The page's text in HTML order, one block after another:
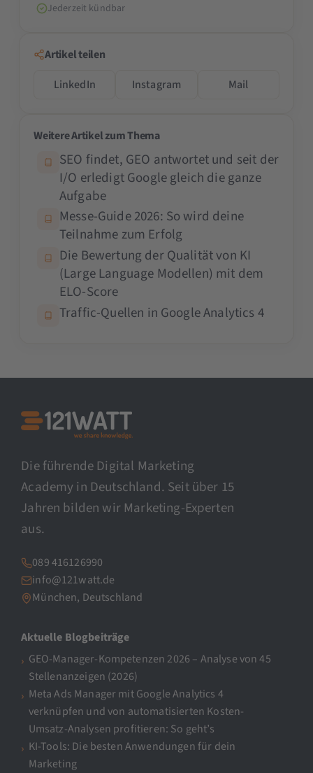
Jederzeit kündbar
Artikel teilen
LinkedIn
Instagram Mail
Weitere Artikel zum Thema
SEO findet, GEO antwortet und seit der
I/O erledigt Google gleich die ganze
Aufgabe
Messe-Guide 2026: So wird deine
Teilnahme zum Erfolg
Die Bewertung der Qualität von KI
(Large Language Modellen) mit dem
ELO-Score
Traffic-Quellen in Google Analytics 4
Die führende Digital Marketing
Academy in Deutschland. Seit über 15
Jahren bilden wir Marketing-Experten
aus.
089 416126990
info@121watt.de
München, Deutschland
Aktuelle Blogbeiträge
GEO-Manager-Kompetenzen 2026 – Analyse von 45
Stellenanzeigen (2026)
Meta Ads Manager mit Google Analytics 4
verknüpfen und von automatisierten Kosten-
Umsatz-Analysen profitieren: So geht’s
KI-Tools: Die besten Anwendungen für dein
Marketing